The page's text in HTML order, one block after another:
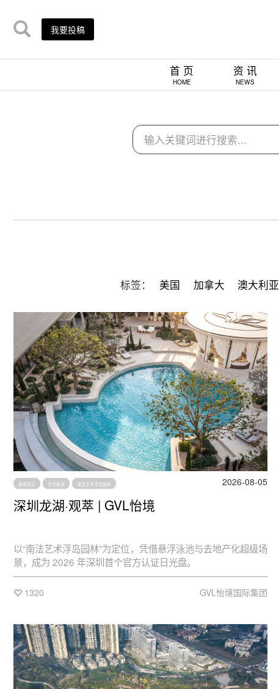
我要投稿
首 页
HOME
资 讯
NEWS
标签： 美国 加拿大 澳大利亚
景观设计 住宅景观 南法艺术浮岛园林 2026-08-05
深圳龙湖·观萃 | GVL怡境
以“南法艺术浮岛园林”为定位，凭借悬浮泳池与去地产化超级场
景，成为 2026 年深圳首个官方认证日光盘。
1320 GVL怡境国际集团